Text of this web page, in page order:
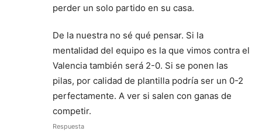
perder un solo partido en su casa.
De la nuestra no sé qué pensar. Si la
mentalidad del equipo es la que vimos contra el
Valencia también será 2-0. Si se ponen las
pilas, por calidad de plantilla podría ser un 0-2
perfectamente. A ver si salen con ganas de
competir.
Respuesta